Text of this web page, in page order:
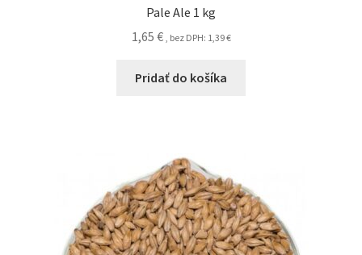
Pale Ale 1 kg
1,65 € , bez DPH: 1,39€
Pridať do košíka